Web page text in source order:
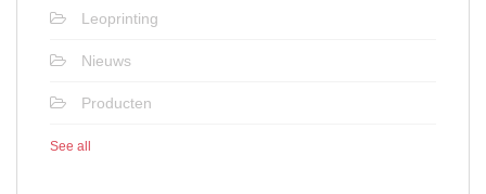
Leoprinting
Nieuws
Producten
See all